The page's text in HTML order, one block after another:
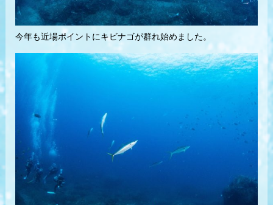
今年も近場ポイントにキビナゴが群れ始めました。